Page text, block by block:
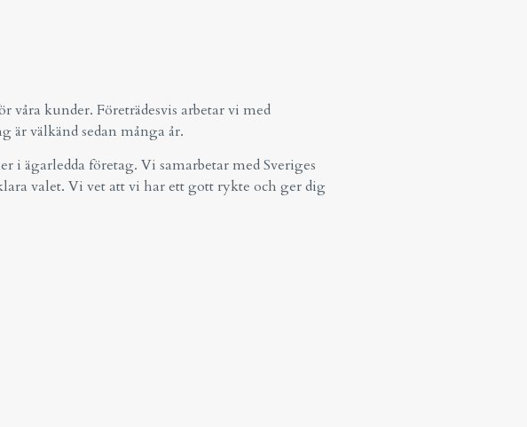
kunder. Företrädesvis arbetar vi med
är välkänd sedan många år.
i ägarledda företag. Vi samarbetar med Sveriges
valet. Vi vet att vi har ett gott rykte och ger dig